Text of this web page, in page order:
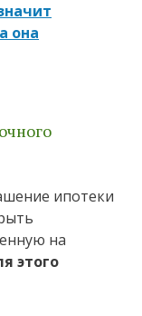
она
ипотеки
на
этого